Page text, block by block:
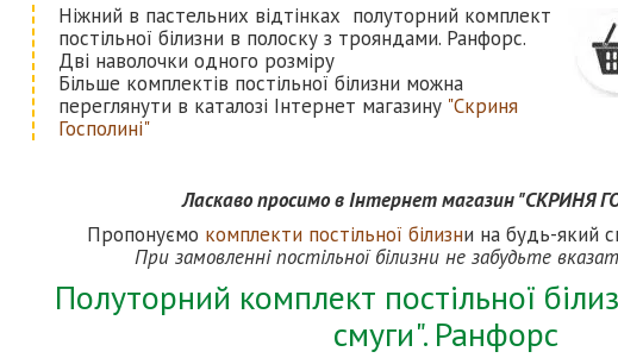
Ніжний в пастельних відтінках полуторний комплект
постільної білизни в полоску з трояндами. Ранфорс.
Дві наволочки одного розміру
Більше комплектів постільної білизни можна
переглянути в каталозі Інтернет магазину "Скриня
Госполині"
Ласкаво просимо в Інтернет магазин "СКРИНЯ
Пропонуємо комплекти постільної білизни на будь-який
При замовленні постільної білизни не забудьте
Полуторний комплект постільної
смуги". Ранфорс